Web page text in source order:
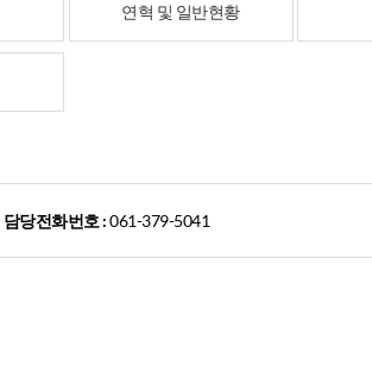
연혁 및 일반현황
담당전화번호 :061-379-5041